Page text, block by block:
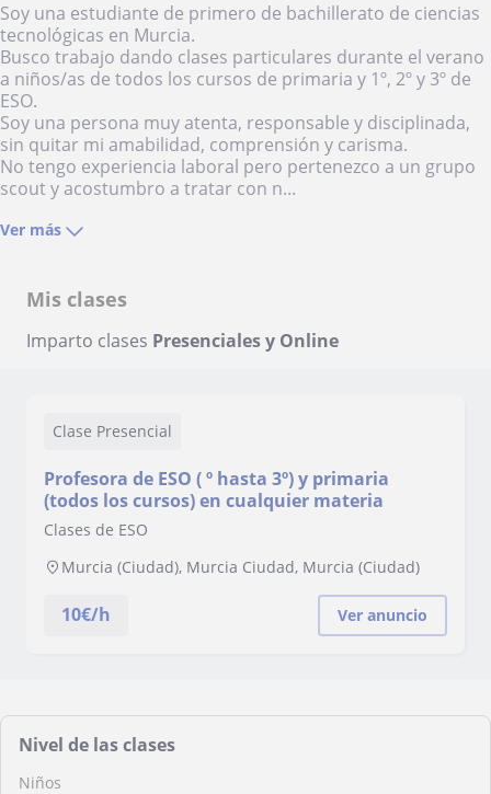
Soy una estudiante de primero de bachillerato de ciencias
tecnológicas en Murcia.
Busco trabajo dando clases particulares durante el verano
a niños/as de todos los cursos de primaria y 1º, 2º y 3º de
ESO.
Soy una persona muy atenta, responsable y disciplinada,
sin quitar mi amabilidad, comprensión y carisma.
No tengo experiencia laboral pero pertenezco a un grupo
scout y acostumbro a tratar con n...
Ver más
Mis clases
Imparto clases Presenciales y Online
Clase Presencial
Profesora de ESO ( º hasta 3º) y primaria
(todos los cursos) en cualquier materia
Clases de ESO
Murcia (Ciudad), Murcia Ciudad, Murcia (Ciudad)
10€/h Ver anuncio
Nivel de las clases
Niños